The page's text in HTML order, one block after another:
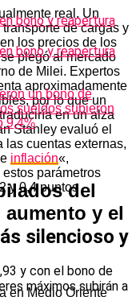
real. Un
de cargas y
los precios de los
plegó al mercado
de Milei. Expertos
aproximadamente
por lo que un
en un alza
Stanley evaluó el
las cuentas externas,
inflación«,
parámetros
y 0,4 puntos
silencioso y
en Medio Oriente
un bono de
sueldos subieron
9,4%
del
y el
y con el bono de
máximos subirán a